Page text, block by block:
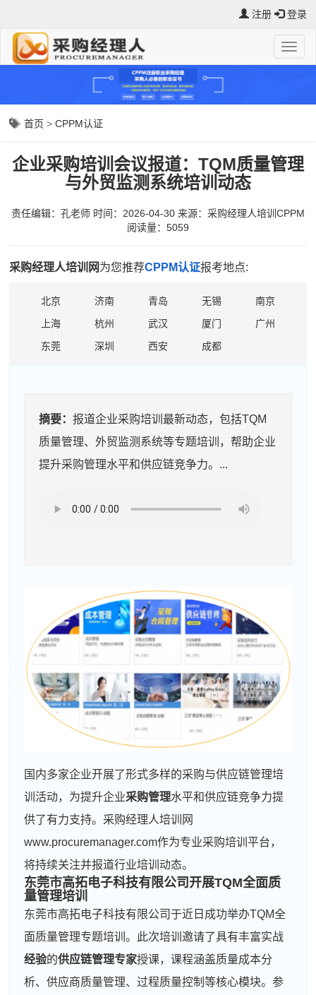
注册 登录
首页 >CPPM认证
企业采购培训会议报道：TQM质量管理
与外贸监测系统培训动态
责任编辑：孔老师 时间：2026-04-30 来源： 采购经理人培训CPPM
阅读量：5059
采购经理人培训网为您推荐CPPM认证报考地点:
北京 济南 青岛 无锡
南京
上海
杭州 武汉 厦门
广州
东莞
深圳 西安 成都
摘要：报道企业采购培训最新动态，包括TQM
质量管理、外贸监测系统等专题培训，帮助企业
提升采购管理水平和供应链竞争力。...
国内多家企业开展了形式多样的采购与供应链管理培
训活动，为提升企业采购管理水平和供应链竞争力提
供了有力支持。采购经理人培训网
www.procuremanager.com作为专业采购培训平台，
将持续关注并报道行业培训动态。
东莞市高拓电子科技有限公司开展TQM全面质
量管理培训
东莞市高拓电子科技有限公司于近日成功举办TQM全
面质量管理专题培训。此次培训邀请了具有丰富实战
经验的供应链管理专家授课，课程涵盖质量成本分
析、供应商质量管理、过程质量控制等核心模块。参